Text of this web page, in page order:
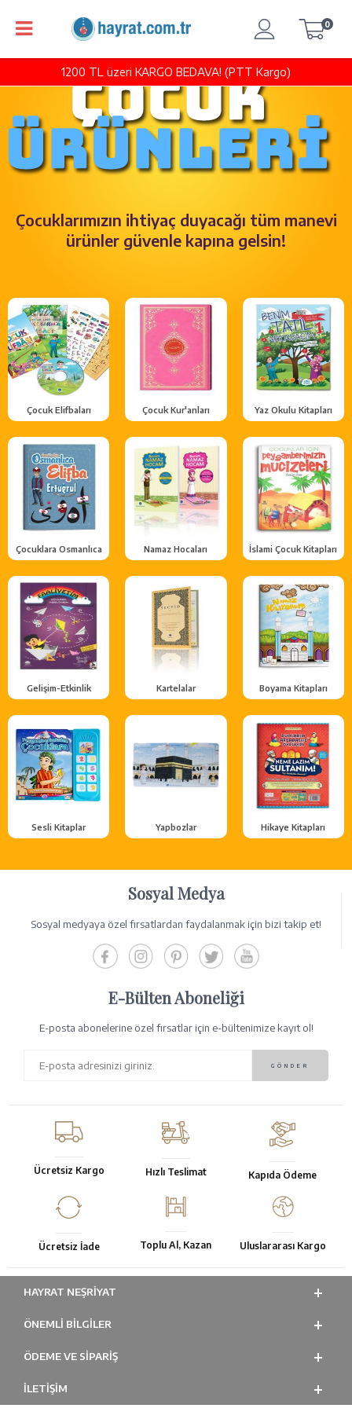
1200 TL üzeri KARGO BEDAVA! (PTT Kargo)
0
Çocuklarımızın ihtiyaç duyacağı tüm manevi
ürünler güvenle kapına gelsin!
Çocuk Elifbaları Çocuk Kur'anları Yaz Okulu Kitapları
Çocuklara Osmanlıca Namaz Hocaları İslami Çocuk Kitapları
Gelişim-Etkinlik Kartelalar Boyama Kitapları
Sesli Kitaplar Yapbozlar Hikaye Kitapları
Sosyal Medya
Sosyal medyaya özel fırsatlardan faydalanmak için bizi takip et!
E-Bülten Aboneliği
E-posta abonelerine özel fırsatlar için e-bültenimize kayıt ol!
Ücretsiz Kargo Hızlı Teslimat Kapıda Ödeme
Ücretsiz İade Toplu Al, Kazan Uluslararası Kargo
HAYRAT NEŞRIYAT
ÖNEMLI BILGILER
ÖDEME VE SİPARİŞ
İLETİŞİM